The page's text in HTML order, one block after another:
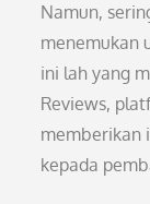
Namun,
menemukan
ini lah yang
Reviews,
memberikan
kepada